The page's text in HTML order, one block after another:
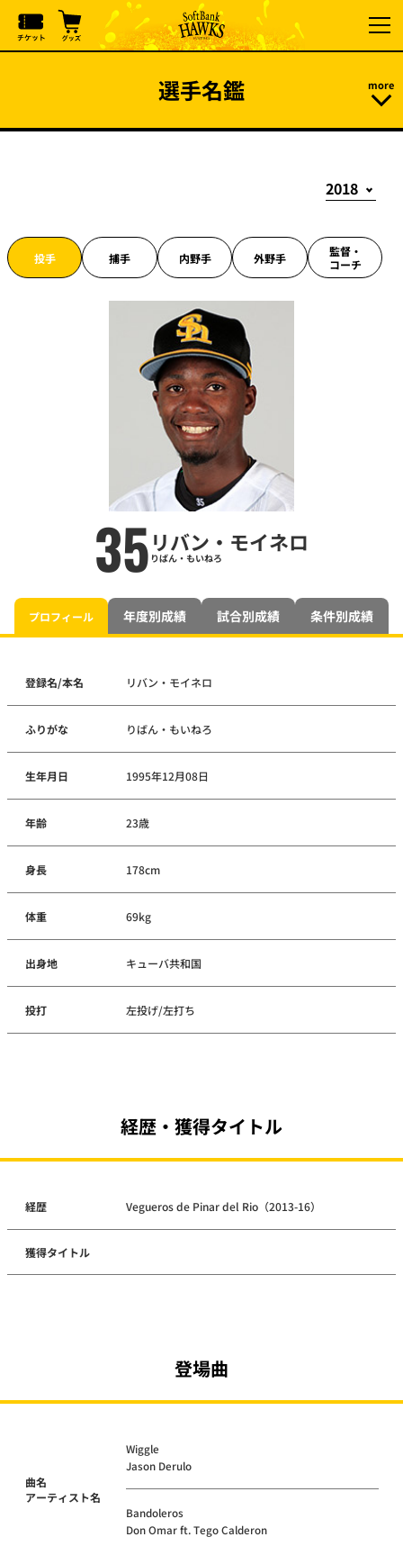
選手名鑑
投手 捕手 内野手 外野手
監督・
コーチ
35リバン・モイネロ
りばん・もいねろ
プロフィール 年度別成績 試合別成績 条件別成績
登録名/本名 リバン・モイネロ
ふりがな りばん・もいねろ
生年月日 1995年12月08日
年齢 23歳
身長 178cm
体重 69kg
出身地 キューバ共和国
投打 左投げ/左打ち
経歴・獲得タイトル
経歴 Vegueros de Pinar del Rio（2013-16）
獲得タイトル
登場曲
曲名
アーティスト名
Wiggle
Jason Derulo
Bandoleros
Don Omar ft. Tego Calderon